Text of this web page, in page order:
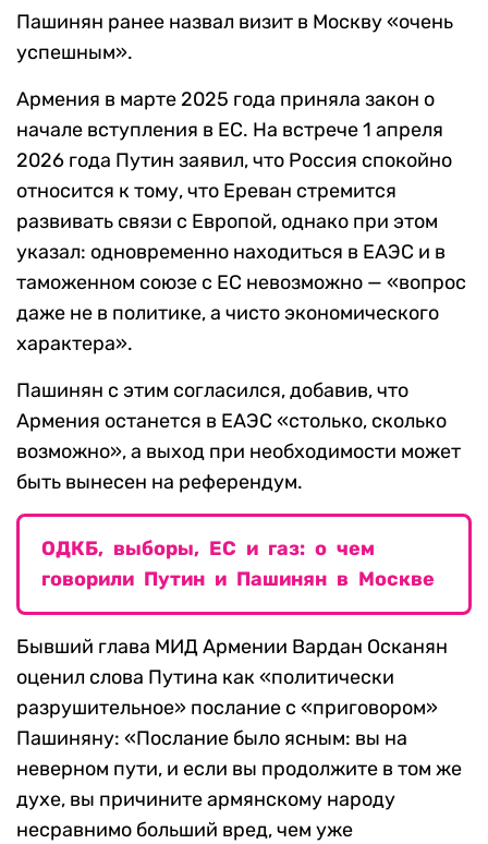
Пашинян ранее назвал визит в Москву «очень
успешным».
Армения в марте 2025 года приняла закон о
начале вступления в ЕС. На встрече 1 апреля
2026 года Путин заявил, что Россия спокойно
относится к тому, что Ереван стремится
развивать связи с Европой, однако при этом
указал: одновременно находиться в ЕАЭС и в
таможенном союзе с ЕС невозможно — «вопрос
даже не в политике, а чисто экономического
характера».
Пашинян с этим согласился, добавив, что
Армения останется в ЕАЭС «столько, сколько
возможно», а выход при необходимости может
быть вынесен на референдум.
ОДКБ, выборы, ЕС и газ: о чем
говорили Путин и Пашинян в Москве
Бывший глава МИД Армении Вардан Осканян
оценил слова Путина как «политически
разрушительное» послание с «приговором»
Пашиняну: «Послание было ясным: вы на
неверном пути, и если вы продолжите в том же
духе, вы причините армянскому народу
несравнимо больший вред, чем уже